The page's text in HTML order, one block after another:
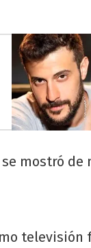
mostró de
televisión